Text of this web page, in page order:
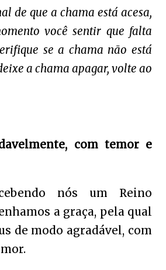
de que a chama está acesa,
você sentir que falta
se a chama não está
a chama apagar, volte ao
com temor e
nós um Reino
a graça, pela qual
de modo agradável, com